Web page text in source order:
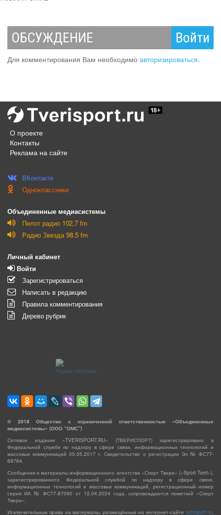
ОБСУЖДЕНИЕ Войти
Для комментирования Вам необходимо авторизироваться.
О проекте
Контакты
Реклама на сайте
ВКонтакте
Одноклассники
Объединенные медиасистемы
Пилот радио 102,7 fm
Радио Звезда 98.5 fm
Личный кабинет
Войти
Зарегистрироваться
Написать в редакцию
Правила комментирования
Дерево рубрик
© 2018 Общество с ограниченной ответственностью «Объединенные
медиасистемы» (ООО “ОМС”)
Сетевое издание «TVERISPORT.RU» (ТВЕРИСПОРТ) зарегистрировано в
Федеральной службе по надзору в сфере связи, информационных технологий и
массовых коммуникаций 05.05.2017 г. Свидетельство о регистрации Эл № ФС77-
69764.
Сообщения и материалы информационного агентства «Спорт Твери» («Sport Tveri»),
зарегистрированного Федеральной службой по надзору в сфере связи,
информационных технологий и массовых коммуникаций, регистрационный номер
серия ИА № ФС77-87090 от 12.04.2024 года, сопровождаются пометкой «Спорт
Твери».
Исключительные права на материалы, размещённые на интернет-сайте tverisport.ru,